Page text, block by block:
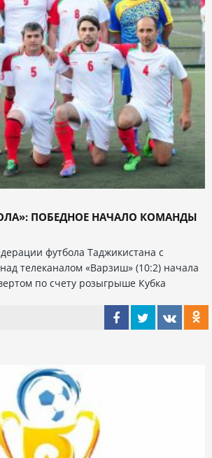
ПОБЕДНОЕ НАЧАЛО КОМАНДЫ
футбола Таджикистана с
телеканалом «Варзиш» (10:2) начала
по счету розыгрыше Кубка